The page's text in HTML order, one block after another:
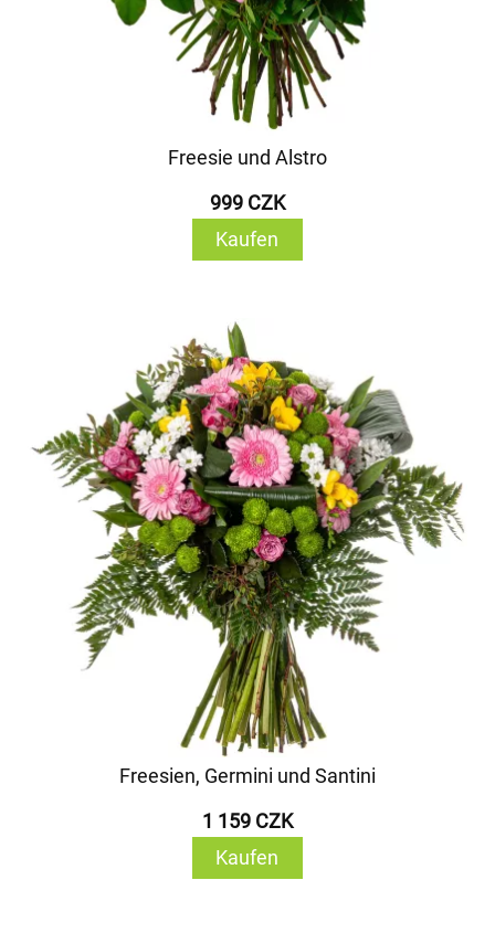
Freesie und Alstro
999 CZK
Kaufen
Freesien, Germini und Santini
1 159 CZK
Kaufen